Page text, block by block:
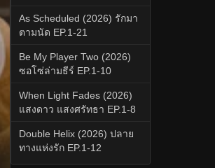
As Scheduled (2026) รักมา
ตามนัด EP.1-21
Be My Player Two (2026)
ซอโซ่ล่ามธีร์ EP.1-10
When Light Fades (2026)
แสงดาว แสงศรัทธา EP.1-8
Double Helix (2026) ปลาย
ทางแห่งรัก EP.1-12